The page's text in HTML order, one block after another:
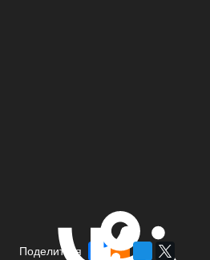
Поделиться